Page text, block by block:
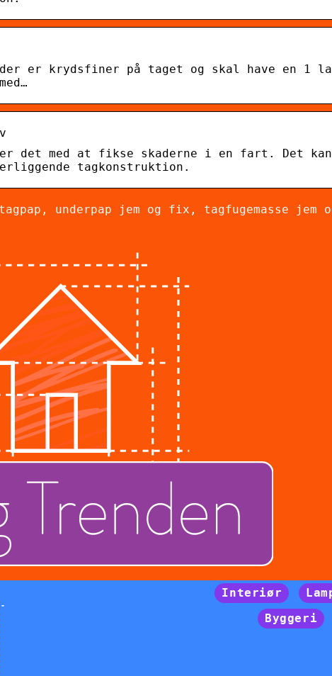
er krydsfiner på taget og skal have en 1
det med at fikse skaderne i en fart. Det kan
tagkonstruktion.
underpap jem og fix, tagfugemasse jem
Interiør
Byggeri